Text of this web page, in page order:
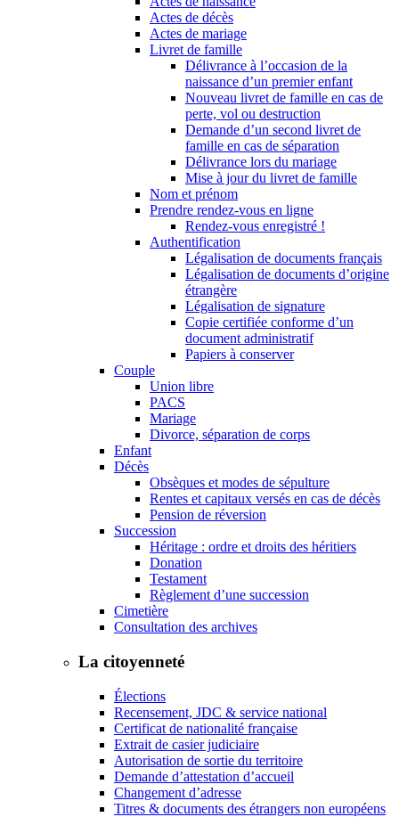
Actes de décès
Actes de mariage
Livret de famille
Délivrance à l’occasion de la
naissance d’un premier enfant
Nouveau livret de famille en cas de
perte, vol ou destruction
Demande d’un second livret de
famille en cas de séparation
Délivrance lors du mariage
Mise à jour du livret de famille
Nom et prénom
Prendre rendez-vous en ligne
Rendez-vous enregistré !
Authentification
Légalisation de documents français
Légalisation de documents d’origine
étrangère
Légalisation de signature
Copie certifiée conforme d’un
document administratif
Papiers à conserver
Couple
Union libre
PACS
Mariage
Divorce, séparation de corps
Enfant
Décès
Obsèques et modes de sépulture
Rentes et capitaux versés en cas de décès
Pension de réversion
Succession
Héritage : ordre et droits des héritiers
Donation
Testament
Règlement d’une succession
Cimetière
Consultation des archives
La citoyenneté
Élections
Recensement, JDC & service national
Certificat de nationalité française
Extrait de casier judiciaire
Autorisation de sortie du territoire
Demande d’attestation d’accueil
Changement d’adresse
Titres & documents des étrangers non européens